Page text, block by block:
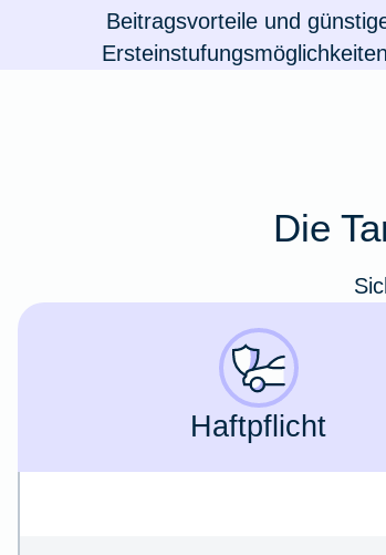
Beitragsvorteile und
Die
Haft­pflicht